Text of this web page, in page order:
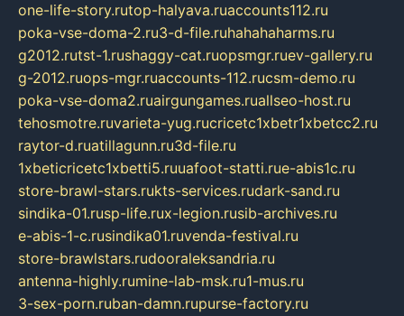
one-life-story.rutop-halyava.ruaccounts112.ru
poka-vse-doma-2.ru3-d-file.ruhahahaharms.ru
g2012.rutst-1.rushaggy-cat.ruopsmgr.ruev-gallery.ru
g-2012.ruops-mgr.ruaccounts-112.rucsm-demo.ru
poka-vse-doma2.ruairgungames.ruallseo-host.ru
tehosmotre.ruvarieta-yug.rucricetc1xbetr1xbetcc2.ru
raytor-d.ruatillagunn.ru3d-file.ru
1xbeticricetc1xbetti5.ruuafoot-statti.rue-abis1c.ru
store-brawl-stars.rukts-services.rudark-sand.ru
sindika-01.rusp-life.rux-legion.rusib-archives.ru
e-abis-1-c.rusindika01.ruvenda-festival.ru
store-brawlstars.rudooraleksandria.ru
antenna-highly.rumine-lab-msk.ru1-mus.ru
3-sex-porn.ruban-damn.rupurse-factory.ru